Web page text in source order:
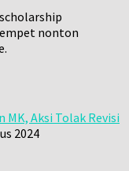
nonton
MK, Aksi Tolak Revisi
2024